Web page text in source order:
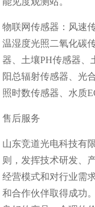
物联网传感器：风速
温湿度光照二氧化碳
器、土壤PH传感器、
阳总辐射传感器、光
照时数传感器、水质
售后服务
山东竞道光电科技有
则，发挥技术研发、
经营模式和对行业需
和合作伙伴取得成功